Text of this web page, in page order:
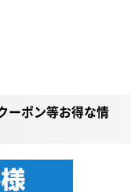
ーポン等お得な情